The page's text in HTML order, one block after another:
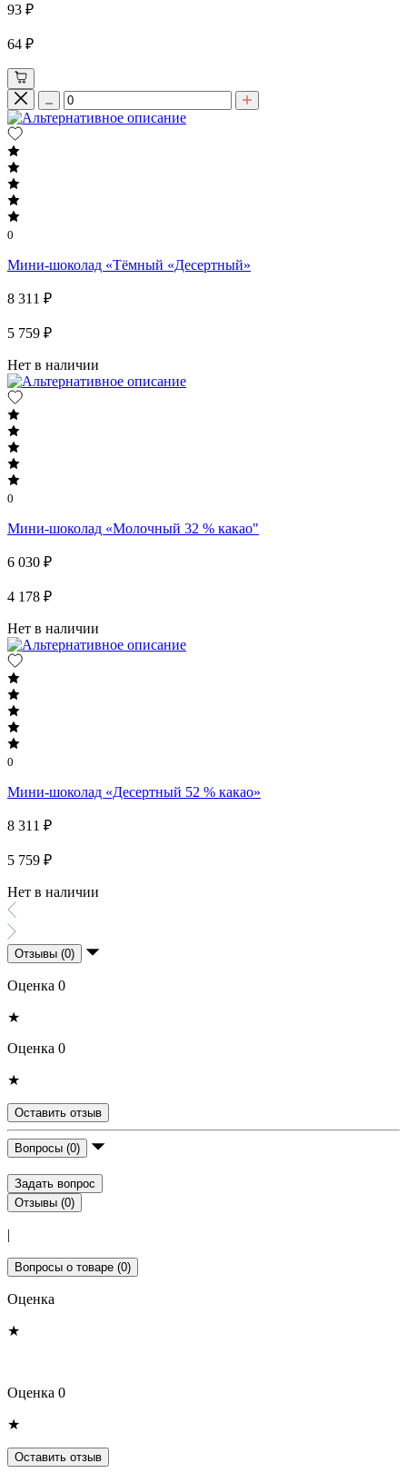
93 ₽
64 ₽
0
Мини-шоколад «Тёмный «Десертный»
8 311 ₽
5 759 ₽
Нет в наличии
0
Мини-шоколад «Молочный 32 % какао"
6 030 ₽
4 178 ₽
Нет в наличии
0
Мини-шоколад «Десертный 52 % какао»
8 311 ₽
5 759 ₽
Нет в наличии
Отзывы (0)
Оценка 0
★
Оценка 0
★
Оставить отзыв
Вопросы (0)
Задать вопрос
Отзывы (0)
|
Вопросы о товаре (0)
Оценка
★
Оценка 0
★
Оставить отзыв